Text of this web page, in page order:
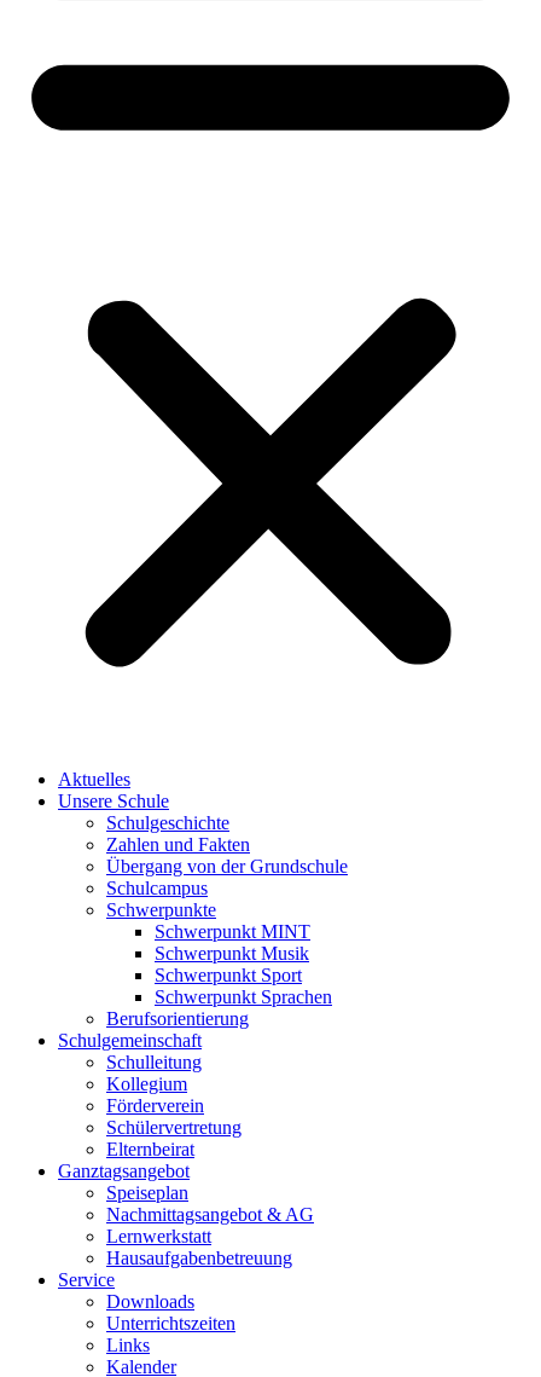
Aktuelles
Unsere Schule
Schulgeschichte
Zahlen und Fakten
Übergang von der Grundschule
Schulcampus
Schwerpunkte
Schwerpunkt MINT
Schwerpunkt Musik
Schwerpunkt Sport
Schwerpunkt Sprachen
Berufsorientierung
Schulgemeinschaft
Schulleitung
Kollegium
Förderverein
Schülervertretung
Elternbeirat
Ganztagsangebot
Speiseplan
Nachmittagsangebot & AG
Lernwerkstatt
Hausaufgabenbetreuung
Service
Downloads
Unterrichtszeiten
Links
Kalender